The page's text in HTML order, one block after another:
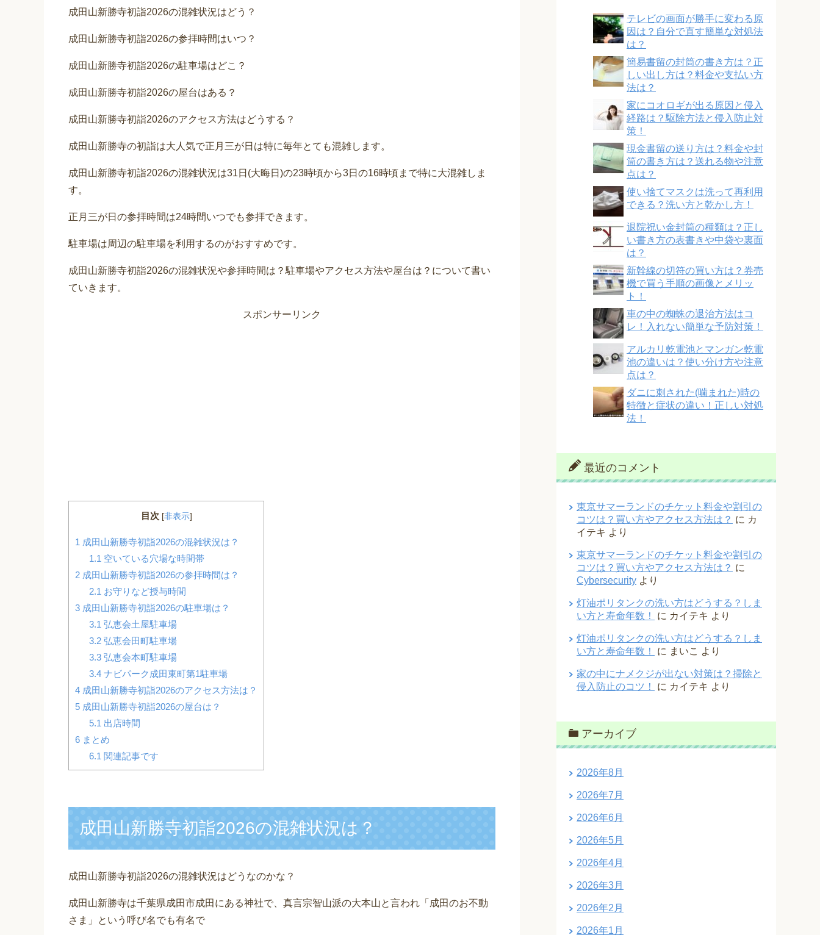
成田山新勝寺初詣2026の混雑状況はどう？
成田山新勝寺初詣2026の参拝時間はいつ？
成田山新勝寺初詣2026の駐車場はどこ？
成田山新勝寺初詣2026の屋台はある？
成田山新勝寺初詣2026のアクセス方法はどうする？
成田山新勝寺の初詣は大人気で正月三が日は特に毎年とても混雑します。
成田山新勝寺初詣2026の混雑状況は31日(大晦日)の23時頃から3日の16時頃まで特に大混雑しま
す。
正月三が日の参拝時間は24時間いつでも参拝できます。
駐車場は周辺の駐車場を利用するのがおすすめです。
成田山新勝寺初詣2026の混雑状況や参拝時間は？駐車場やアクセス方法や屋台は？について書い
ていきます。
スポンサーリンク
目次 [非表示]
1 成田山新勝寺初詣2026の混雑状況は？
1.1 空いている穴場な時間帯
2 成田山新勝寺初詣2026の参拝時間は？
2.1 お守りなど授与時間
3 成田山新勝寺初詣2026の駐車場は？
3.1 弘恵会土屋駐車場
3.2弘恵会田町駐車場
3.3弘恵会本町駐車場
3.4ナビパーク成田東町第1駐車場
4 成田山新勝寺初詣2026のアクセス方法は？
5 成田山新勝寺初詣2026の屋台は？
5.1 出店時間
6 まとめ
6.1 関連記事です
成田山新勝寺初詣2026の混雑状況は？
成田山新勝寺初詣2026の混雑状況はどうなのかな？
成田山新勝寺は千葉県成田市成田にある神社で、真言宗智山派の大本山と言われ「成田のお不動
さま」という呼び名でも有名で
テレビの画面が勝手に変わる原
因は？自分で直す簡単な対処法
は？
簡易書留の封筒の書き方は？正
しい出し方は？料金や支払い方
法は？
家にコオロギが出る原因と侵入
経路は？駆除方法と侵入防止対
策！
現金書留の送り方は？料金や封
筒の書き方は？送れる物や注意
点は？
使い捨てマスクは洗って再利用
できる？洗い方と乾かし方！
退院祝い金封筒の種類は？正し
い書き方の表書きや中袋や裏面
は？
新幹線の切符の買い方は？券売
機で買う手順の画像とメリッ
ト！
車の中の蜘蛛の退治方法はコ
レ！入れない簡単な予防対策！
アルカリ乾電池とマンガン乾電
池の違いは？使い分け方や注意
点は？
ダニに刺された(噛まれた)時の
特徴と症状の違い！正しい対処
法！
最近のコメント
東京サマーランドのチケット料金や割引の
コツは？買い方やアクセス方法は？ に カ
イテキ より
東京サマーランドのチケット料金や割引の
コツは？買い方やアクセス方法は？ に
Cybersecurity より
灯油ポリタンクの洗い方はどうする？しま
い方と寿命年数！
に カイテキ より
灯油ポリタンクの洗い方はどうする？しま
い方と寿命年数！
に まいこ より
家の中にナメクジが出ない対策は？掃除と
侵入防止のコツ！
に カイテキ より
アーカイブ
2026年8月
2026年7月
2026年6月
2026年5月
2026年4月
2026年3月
2026年2月
2026年1月